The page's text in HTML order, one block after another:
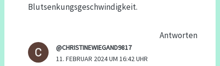
Blutsenkungsgeschwindigkeit.
Antworten
@CHRISTINEWIEGAND9817
11. FEBRUAR 2024 UM 16:42 UHR